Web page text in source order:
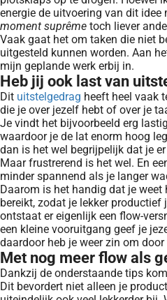
energie de uitvoering van dit idee
moment suprême toch liever
Vaak gaat het om taken die niet
uitgesteld kunnen worden. Aan
mijn geplande werk erbij in.
Heb jij ook last van
Dit uitstelgedrag heeft heel vaak
die je over jezelf hebt of over je
Je vindt het bijvoorbeeld erg
waardoor je de lat enorm hoog
dan is het wel begrijpelijk dat je
Maar frustrerend is het wel. En
minder spannend als je langer
Daarom is het handig dat je weet
bereikt, zodat je lekker productief
ontstaat er eigenlijk een flow-
een kleine vooruitgang geef je
daardoor heb je weer zin om door
Met nog meer flow als
Dankzij de onderstaande tips
Dit bevordert niet alleen je